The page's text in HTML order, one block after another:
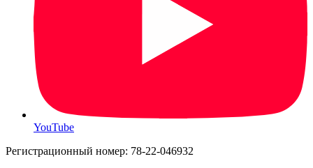
YouTube
Регистрационный номер: 78-22-046932